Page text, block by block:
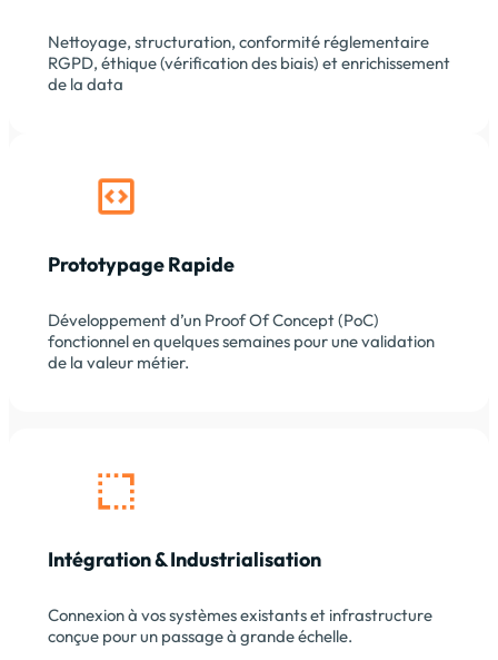
Nettoyage, structuration, conformité réglementaire
RGPD, éthique (vérification des biais) et enrichissement
de la data
Prototypage Rapide
Développement d’un Proof Of Concept (PoC)
fonctionnel en quelques semaines pour une validation
de la valeur métier.
Intégration & Industrialisation
Connexion à vos systèmes existants et infrastructure
conçue pour un passage à grande échelle.